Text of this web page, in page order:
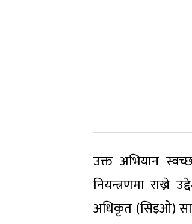
उक्त अभियान
नियन्त्रणमा राख्ने
अधिकृत (सिइओ)